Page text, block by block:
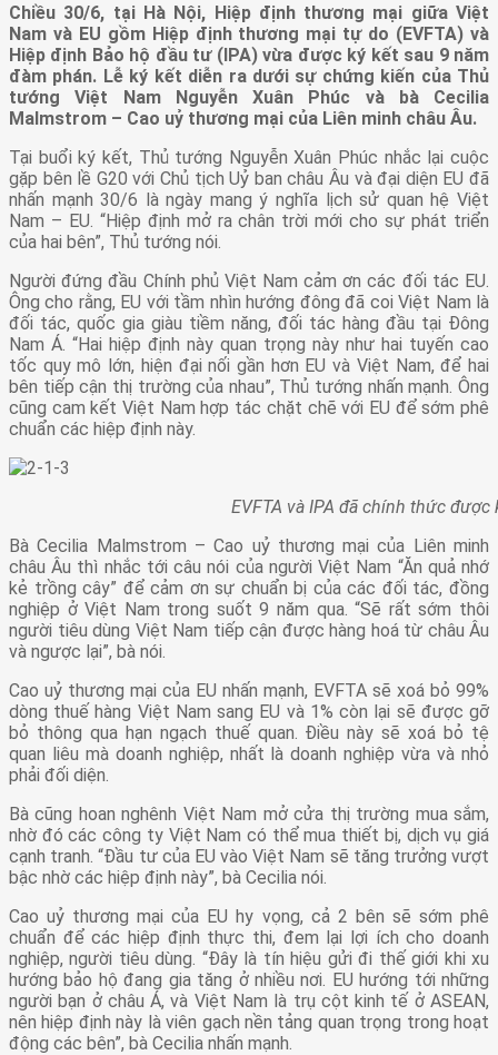
Chiều 30/6, tại Hà Nội, Hiệp định thương mại giữa Việt
Nam và EU gồm Hiệp định thương mại tự do (EVFTA) và
Hiệp định Bảo hộ đầu tư (IPA) vừa được ký kết sau 9 năm
đàm phán. Lễ ký kết diễn ra dưới sự chứng kiến của Thủ
tướng Việt Nam Nguyễn Xuân Phúc và bà Cecilia
Malmstrom – Cao uỷ thương mại của Liên minh châu Âu.
Tại buổi ký kết, Thủ tướng Nguyễn Xuân Phúc nhắc lại cuộc
gặp bên lề G20 với Chủ tịch Uỷ ban châu Âu và đại diện EU đã
nhấn mạnh 30/6 là ngày mang ý nghĩa lịch sử quan hệ Việt
Nam – EU. “Hiệp định mở ra chân trời mới cho sự phát triển
của hai bên”, Thủ tướng nói.
Người đứng đầu Chính phủ Việt Nam cảm ơn các đối tác EU.
Ông cho rằng, EU với tầm nhìn hướng đông đã coi Việt Nam là
đối tác, quốc gia giàu tiềm năng, đối tác hàng đầu tại Đông
Nam Á. “Hai hiệp định này quan trọng này như hai tuyến cao
tốc quy mô lớn, hiện đại nối gần hơn EU và Việt Nam, để hai
bên tiếp cận thị trường của nhau”, Thủ tướng nhấn mạnh. Ông
cũng cam kết Việt Nam hợp tác chặt chẽ với EU để sớm phê
chuẩn các hiệp định này.
EVFTA và IPA đã chính thức được
Bà Cecilia Malmstrom – Cao uỷ thương mại của Liên minh
châu Âu thì nhắc tới câu nói của người Việt Nam “Ăn quả nhớ
kẻ trồng cây” để cảm ơn sự chuẩn bị của các đối tác, đồng
nghiệp ở Việt Nam trong suốt 9 năm qua. “Sẽ rất sớm thôi
người tiêu dùng Việt Nam tiếp cận được hàng hoá từ châu Âu
và ngược lại”, bà nói.
Cao uỷ thương mại của EU nhấn mạnh, EVFTA sẽ xoá bỏ 99%
dòng thuế hàng Việt Nam sang EU và 1% còn lại sẽ được gỡ
bỏ thông qua hạn ngạch thuế quan. Điều này sẽ xoá bỏ tệ
quan liêu mà doanh nghiệp, nhất là doanh nghiệp vừa và nhỏ
phải đối diện.
Bà cũng hoan nghênh Việt Nam mở cửa thị trường mua sắm,
nhờ đó các công ty Việt Nam có thể mua thiết bị, dịch vụ giá
cạnh tranh. “Đầu tư của EU vào Việt Nam sẽ tăng trưởng vượt
bậc nhờ các hiệp định này”, bà Cecilia nói.
Cao uỷ thương mại của EU hy vọng, cả 2 bên sẽ sớm phê
chuẩn để các hiệp định thực thi, đem lại lợi ích cho doanh
nghiệp, người tiêu dùng. “Đây là tín hiệu gửi đi thế giới khi xu
hướng bảo hộ đang gia tăng ở nhiều nơi. EU hướng tới những
người bạn ở châu Á, và Việt Nam là trụ cột kinh tế ở ASEAN,
nên hiệp định này là viên gạch nền tảng quan trọng trong hoạt
động các bên”, bà Cecilia nhấn mạnh.